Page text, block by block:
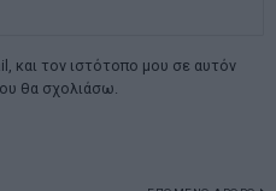
και τον ιστότοπο μου σε αυτόν
θα σχολιάσω.